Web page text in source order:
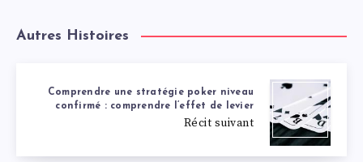
Autres Histoires
Comprendre une stratégie poker niveau
confirmé : comprendre l’effet de levier
Récit suivant